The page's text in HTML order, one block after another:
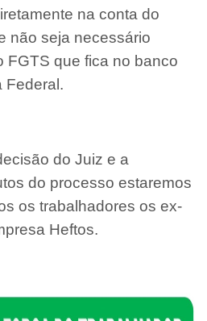
na conta do
não seja necessário
FGTS que fica no banco
Federal.
do Juiz e a
do processo estaremos
os trabalhadores os ex-
Heftos.